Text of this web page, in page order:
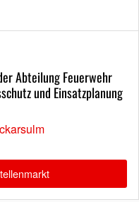
Abteilung Feuerwehr
und Einsatzplanung